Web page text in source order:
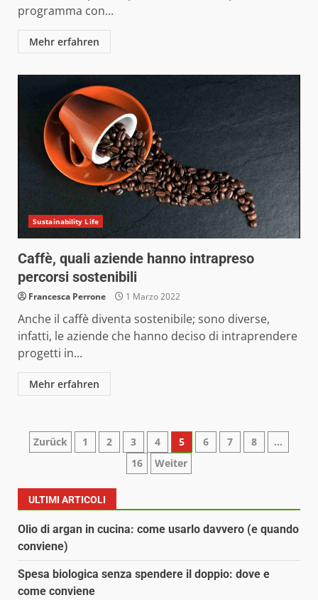
programma con...
Mehr erfahren
Sustainability Life
Caffè, quali aziende hanno intrapreso
percorsi sostenibili
Francesca Perrone 1 Marzo 2022
Anche il caffè diventa sostenibile; sono diverse,
infatti, le aziende che hanno deciso di intraprendere
progetti in...
Mehr erfahren
Paginazione
articoli
Zurück 1 2 3 4 5 6 7 8
…
16
Weiter
ULTIMI ARTICOLI
Olio di argan in cucina: come usarlo davvero (e quando
conviene)
Spesa biologica senza spendere il doppio: dove e
come conviene